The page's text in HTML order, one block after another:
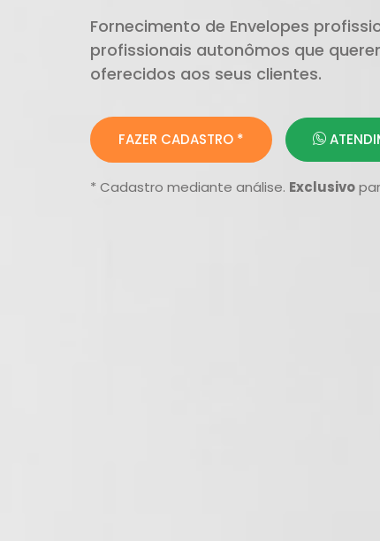
Fornecimento de Envelopes
profissionais autonômos que
oferecidos aos seus clientes.
FAZER CADASTRO *
* Cadastro mediante análise. Exclusivo